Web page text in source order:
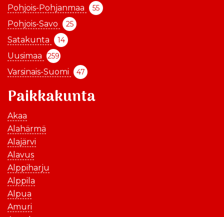
Pohjois-Pohjanmaa 55
Pohjois-Savo 25
Satakunta 14
Uusimaa 259
Varsinais-Suomi 47
Paikkakunta
Akaa
Alahärmä
Alajärvi
Alavus
Alppiharju
Alppila
Alpua
Amuri